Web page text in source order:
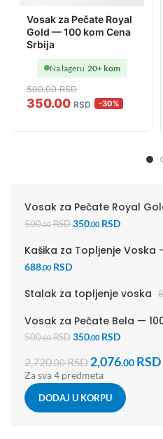
Vosak za Pečate Royal
Gold — 100 kom Cena
Srbija
500.00 RSD
350.00 RSD -30%
Na lageru 20+ kom
Vosak za Pečate Royal
500.00 RSD 350.00 RSD
Kašika za Topljenje Voska
688.00 RSD
Stalak za topljenje voska
Vosak za Pečate Bela —
500.00 RSD 350.00 RSD
2,720.00RSD 2,076.00 RSD
Za sva 4 predmeta
DODAJ U KORPU